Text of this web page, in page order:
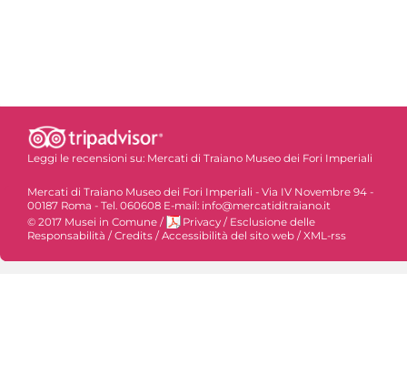
Leggi le recensioni su: Mercati di Traiano Museo dei Fori Imperiali
Mercati di Traiano Museo dei Fori Imperiali - Via IV Novembre 94 -
00187 Roma - Tel. 060608 E-mail: info@mercatiditraiano.it
© 2017 Musei in Comune / Privacy / Esclusione delle
Responsabilità /Credits /Accessibilità del sito web /XML-rss